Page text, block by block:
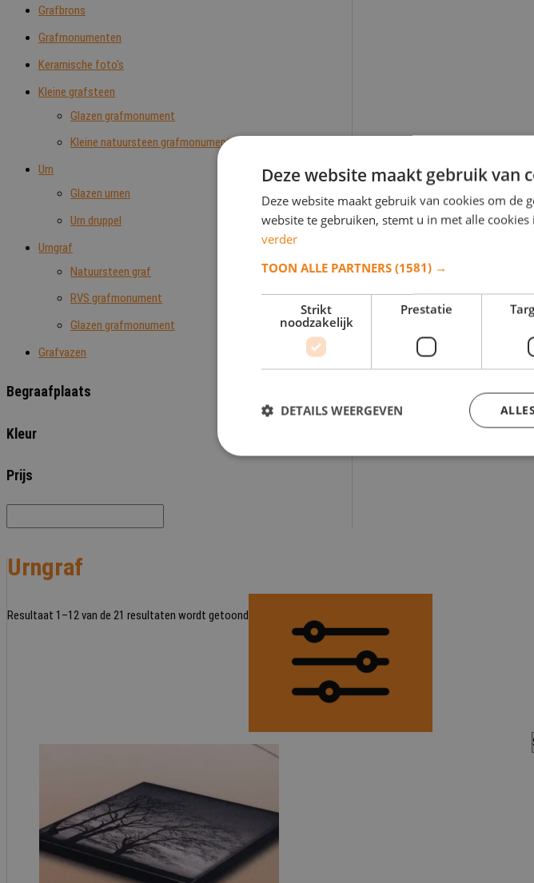
Grafbrons
Grafmonumenten
Keramische foto's
Kleine grafsteen
Glazen grafmonument
Kleine natuursteen grafmonumenten
Urn
Glazen urnen
Urn druppel
Urngraf
Natuursteen graf
RVS grafmonument
Glazen grafmonument
Grafvazen
Begraafplaats
Kleur
Prijs
Urngraf
Resultaat 1–12 van de 21 resultaten wordt getoond
Deze website maakt gebruik van
Deze website maakt gebruik van cookies om de
website te gebruiken, stemt u in met alle
verder
TOON ALLE PARTNERS (1581) →
Strikt
noodzakelijk
Prestatie
DETAILS WEERGEVEN